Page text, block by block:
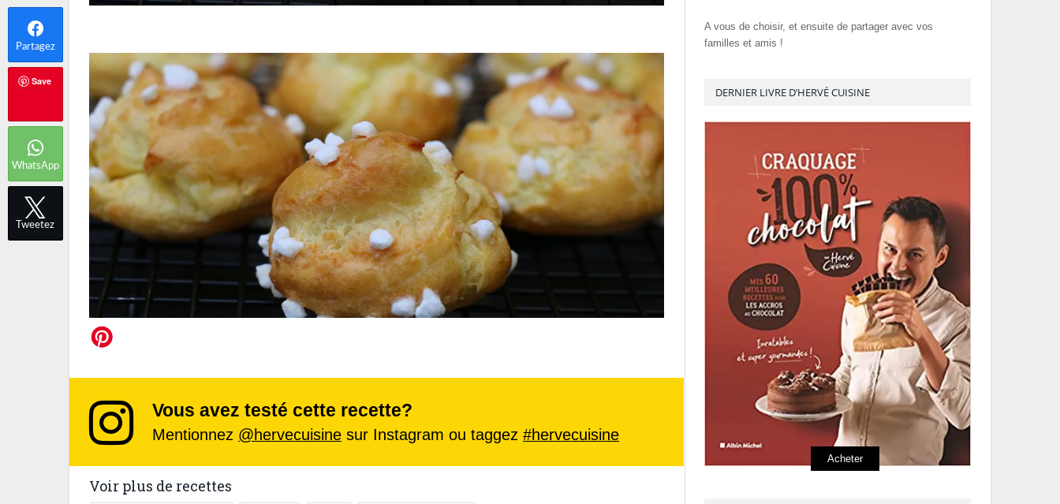
Vous avez testé cette recette?
Mentionnez @hervecuisine sur Instagram ou taggez #hervecuisine
Voir plus de recettes
A vous de choisir, et ensuite de partager avec vos
familles et amis !
DERNIER LIVRE D’HERVÉ CUISINE
Acheter
Partagez
Save
WhatsApp
Tweetez